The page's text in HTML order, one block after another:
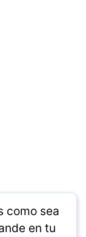
como sea
en tu